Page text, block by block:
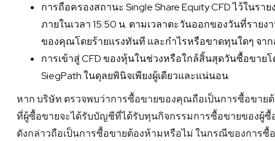
การถือครองสถานะ Single Share Equity CFD ไว้ในร
ภายในเวลา 15:50 น. ตามเวลาตะวันออกของวันที่รา
ของคุณโดยร้ายแรงทันที และกำไรหรือขาดทุนใดๆ จา
การเข้าสู่ CFD ของหุ้นในช่วงหรือใกล้สิ้นสุดวันซื้อขาย
SiegPath ในดุลยพินิจเพียงผู้เดียวและแน่นอน
หาก บริษัท ตรวจพบว่าการซื้อขายของคุณถือเป็นการซื้อขาย
ที่ผู้ซื้อขายจะได้รับบัญชีที่ได้รับทุนกิจกรรมการซื้อขายของผู้ซื้
ดังกล่าวถือเป็นการซื้อขายต้องห้ามหรือไม่ ในกรณีของการ